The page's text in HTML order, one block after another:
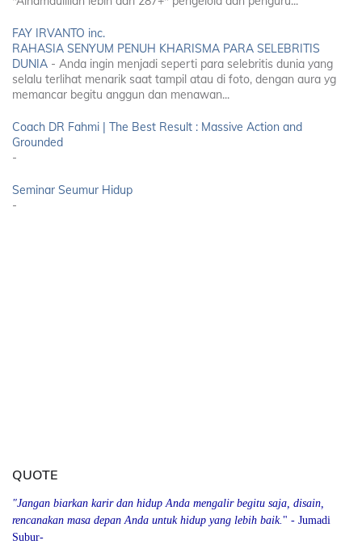
FAY IRVANTO inc.
RAHASIA SENYUM PENUH KHARISMA PARA SELEBRITIS
DUNIA - Anda ingin menjadi seperti para selebritis dunia yang
selalu terlihat menarik saat tampil atau di foto, dengan aura yg
memancar begitu anggun dan menawan...
Coach DR Fahmi | The Best Result : Massive Action and
Grounded
-
Seminar Seumur Hidup
-
QUOTE
"Jangan biarkan karir dan hidup Anda mengalir begitu saja, disain,
rencanakan masa depan Anda untuk hidup yang lebih baik. " - Jumadi
Subur-